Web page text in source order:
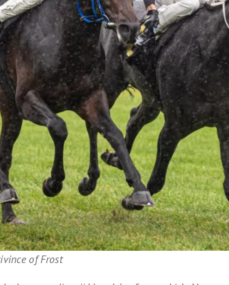
of Frost